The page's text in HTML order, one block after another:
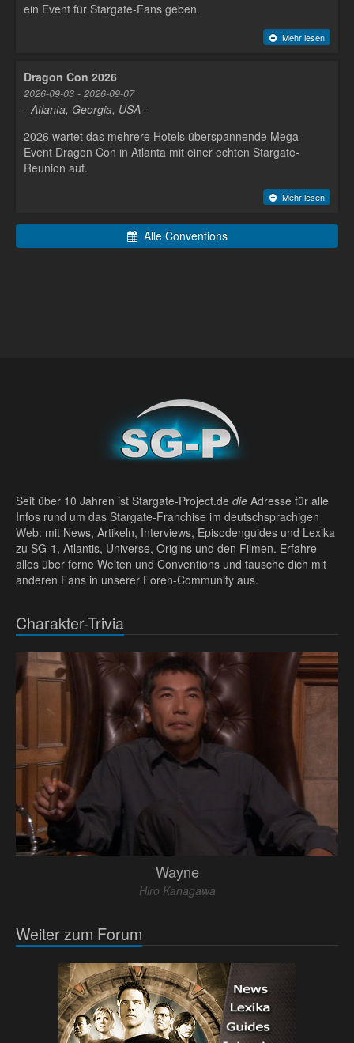
ein Event für Stargate-Fans geben.
Mehr lesen
Dragon Con 2026
2026-09-03 - 2026-09-07
- Atlanta, Georgia, USA -
2026 wartet das mehrere Hotels überspannende Mega-
Event Dragon Con in Atlanta mit einer echten Stargate-
Reunion auf.
Mehr lesen
Alle Conventions
Seit über 10 Jahren ist Stargate-Project.de die Adresse für alle
Infos rund um das Stargate-Franchise im deutschsprachigen
Web: mit News, Artikeln, Interviews, Episodenguides und Lexika
zu SG-1, Atlantis, Universe, Origins und den Filmen. Erfahre
alles über ferne Welten und Conventions und tausche dich mit
anderen Fans in unserer Foren-Community aus.
Charakter-Trivia
Wayne
Hiro Kanagawa
Weiter zum Forum